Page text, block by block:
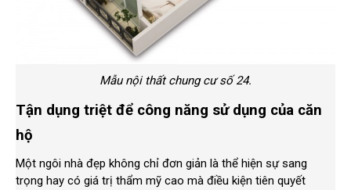
Mẫu nội thất chung cư số 24.
Tận dụng triệt để công năng sử dụng của căn
hộ
Một ngôi nhà đẹp không chỉ đơn giản là thể hiện sự sang
trọng hay có giá trị thẩm mỹ cao mà điều kiện tiên quyết